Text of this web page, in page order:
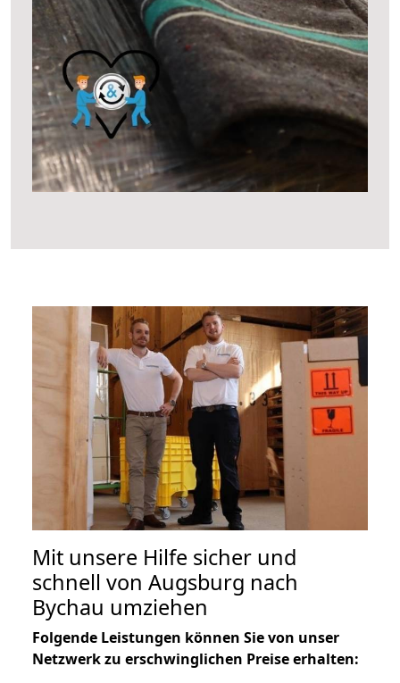
Mit unsere Hilfe sicher und
schnell von Augsburg nach
Bychau umziehen
Folgende Leistungen können Sie von unser
Netzwerk zu erschwinglichen Preise erhalten: